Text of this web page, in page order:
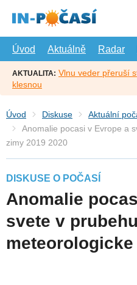
hlavní
Úvod
Aktuálně Radar
AKTUALITA: Vlnu veder přeruší
klesnou
Úvod Diskuse
Aktuální
Anomalie pocasi v Evrope a
zimy 2019 2020
DISKUSE O POČASÍ
Anomalie
svete v prubehu
meteorologicke